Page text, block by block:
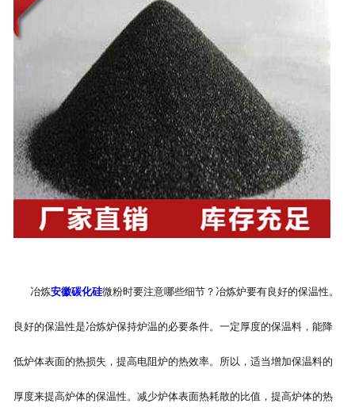
冶炼安徽碳化硅微粉时要注意哪些细节？冶炼炉要有良好的保温性。
良好的保温性是冶炼炉保持炉温的必要条件。一定厚度的保温料，能降
低炉体表面的热损失，提高电阻炉的热效率。所以，适当增加保温料的
厚度来提高炉体的保温性。减少炉体表面热耗散的比值，提高炉体的热